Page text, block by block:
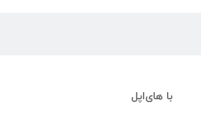
با های‌اپل